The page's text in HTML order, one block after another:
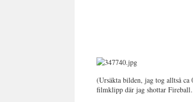
(Ursäkta bilden, jag tog alltså ca
filmklipp där jag shottar